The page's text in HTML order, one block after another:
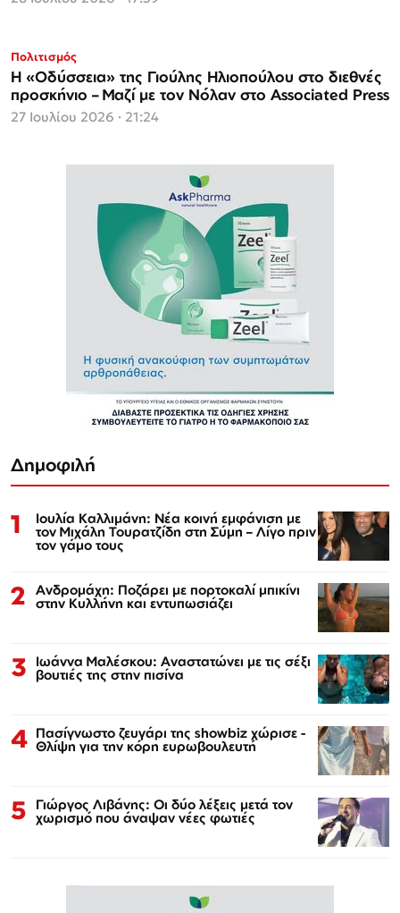
Πολιτισμός
Η «Οδύσσεια» της Γιούλης Ηλιοπούλου στο διεθνές
προσκήνιο – Μαζί με τον Νόλαν στο Associated Press
27 Ιουλίου 2026 · 21:24
Δημοφιλή
1 Ιουλία Καλλιμάνη: Νέα κοινή εμφάνιση με
τον Μιχάλη Τουρατζίδη στη Σύμη – Λίγο πριν
τον γάμο τους
2 Ανδρομάχη: Ποζάρει με πορτοκαλί μπικίνι
στην Κυλλήνη και εντυπωσιάζει
3 Ιωάννα Μαλέσκου: Αναστατώνει με τις σέξι
βουτιές της στην πισίνα
4 Πασίγνωστο ζευγάρι της showbiz χώρισε -
Θλίψη για την κόρη ευρωβουλευτή
5 Γιώργος Λιβάνης: Οι δύο λέξεις μετά τον
χωρισμό που άναψαν νέες φωτιές